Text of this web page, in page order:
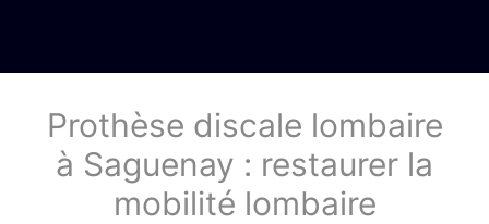
Prothèse discale lombaire
à Saguenay : restaurer la
mobilité lombaire